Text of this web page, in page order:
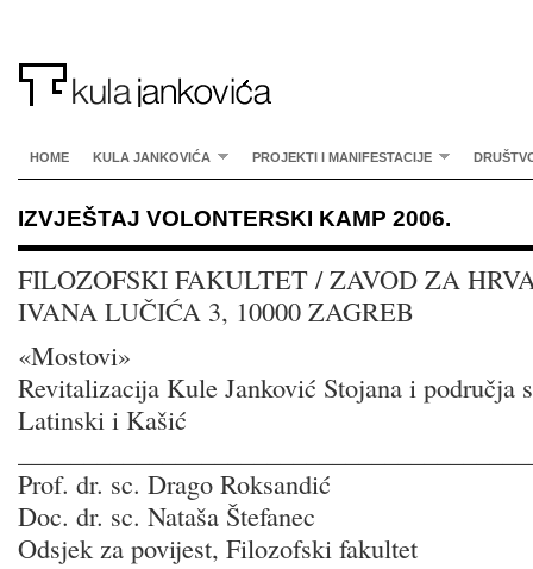
HOME KULA JANKOVIĆA PROJEKTI I MANIFESTACIJE
IZVJEŠTAJ VOLONTERSKI KAMP 2006.
FILOZOFSKI FAKULTET / ZAVOD ZA
IVANA LUČIĆA 3, 10000 ZAGREB
«Mostovi»
Revitalizacija Kule Janković Stojana i područja
Latinski i Kašić
Prof. dr. sc. Drago Roksandić
Doc. dr. sc. Nataša Štefanec
Odsjek za povijest, Filozofski fakultet